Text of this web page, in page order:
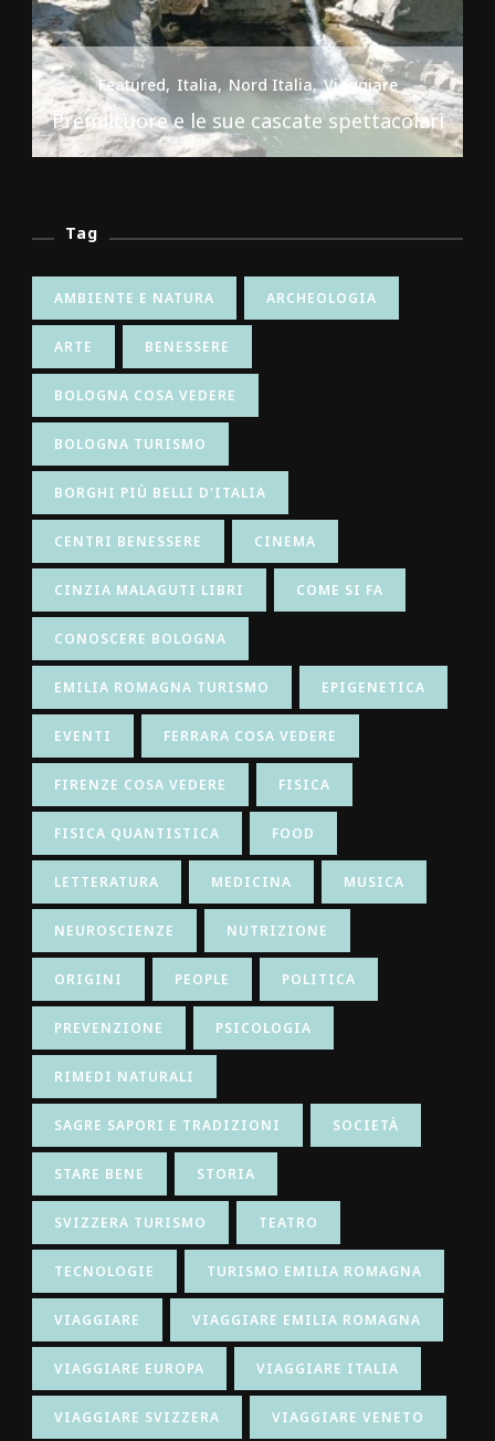
Featured Italia Nord Italia Viaggiare
Premilcuore e le sue cascate spettacolari
Tag
AMBIENTE E NATURA ARCHEOLOGIA
ARTE BENESSERE
BOLOGNA COSA VEDERE
BOLOGNA TURISMO
BORGHI PIÙ BELLI D'ITALIA
CENTRI BENESSERE CINEMA
CINZIA MALAGUTI LIBRI COME SI FA
CONOSCERE BOLOGNA
EMILIA ROMAGNA TURISMO EPIGENETICA
EVENTI FERRARA COSA VEDERE
FIRENZE COSA VEDERE FISICA
FISICA QUANTISTICA FOOD
LETTERATURA MEDICINA MUSICA
NEUROSCIENZE NUTRIZIONE
ORIGINI PEOPLE POLITICA
PREVENZIONE PSICOLOGIA
RIMEDI NATURALI
SAGRE SAPORI E TRADIZIONI SOCIETÀ
STARE BENE STORIA
SVIZZERA TURISMO TEATRO
TECNOLOGIE TURISMO EMILIA ROMAGNA
VIAGGIARE VIAGGIARE EMILIA ROMAGNA
VIAGGIARE EUROPA VIAGGIARE ITALIA
VIAGGIARE SVIZZERA VIAGGIARE VENETO